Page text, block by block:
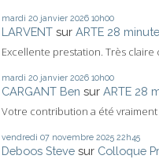
mardi 20 janvier 2026 10h00
LARVENT sur ARTE 28
Excellente prestation. Très claire
mardi 20 janvier 2026 10h00
CARGANT Ben sur ARTE 28
Votre contribution a été
vendredi 07 novembre 2025 22h45
Deboos Steve sur Colloque